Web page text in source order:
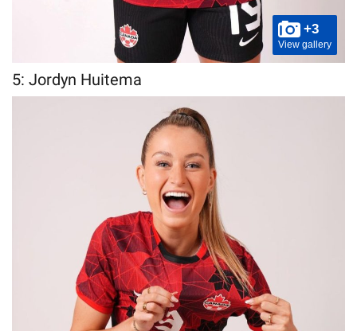
+3
View gallery
5: Jordyn Huitema